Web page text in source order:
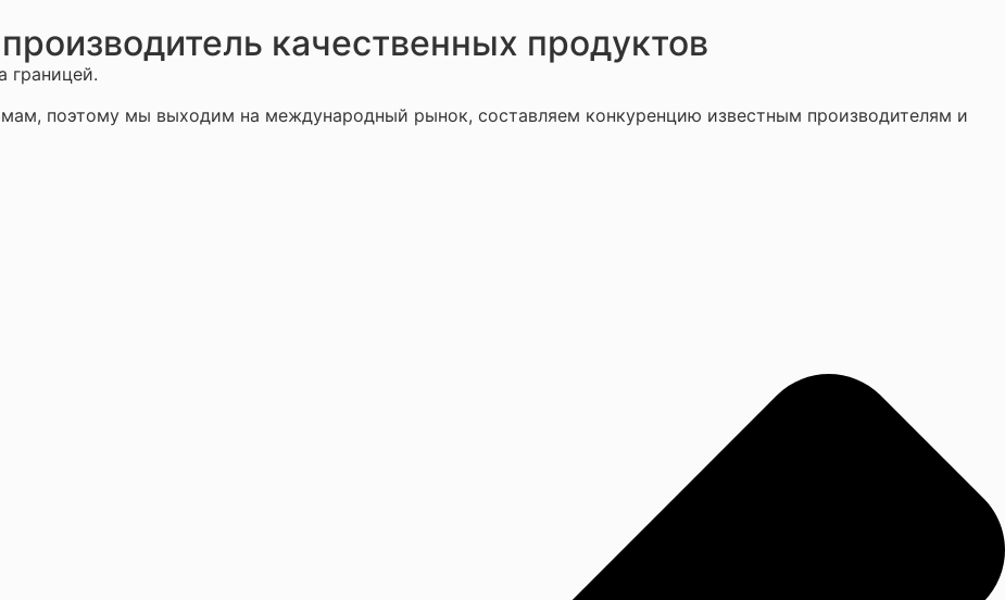
качественных продуктов
границей.
поэтому мы выходим на международный рынок, составляем конкуренцию известным производителям и